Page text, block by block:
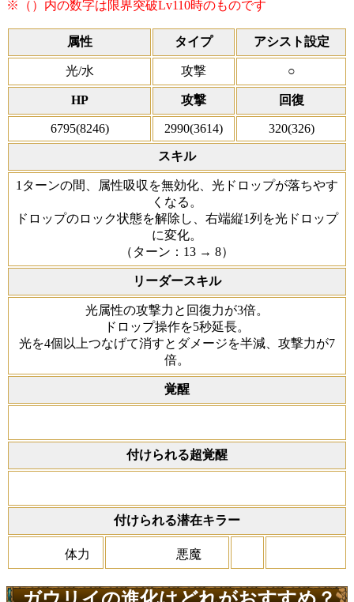
※（）内の数字は限界突破Lv110時のものです
属性 タイプ アシスト設定
光/水 攻撃 ○
HP 攻撃 回復
6795(8246) 2990(3614) 320(326)
スキル
1ターンの間、属性吸収を無効化、光ドロップが落ちやす
くなる。
ドロップのロック状態を解除し、右端縦1列を光ドロップ
に変化。
（ターン：13 → 8）
リーダースキル
光属性の攻撃力と回復力が3倍。
ドロップ操作を5秒延長。
光を4個以上つなげて消すとダメージを半減、攻撃力が7
倍。
覚醒
付けられる超覚醒
付けられる潜在キラー
体力 悪魔